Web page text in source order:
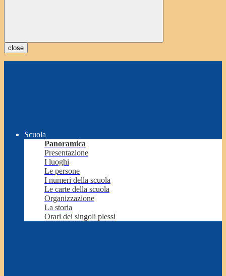
close
Scuola
Panoramica
Presentazione
I luoghi
Le persone
I numeri della scuola
Le carte della scuola
Organizzazione
La storia
Orari dei singoli plessi